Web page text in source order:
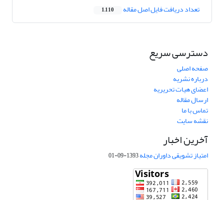
تعداد دریافت فایل اصل مقاله 1,110
دسترسی سریع
صفحه اصلی
درباره نشریه
اعضای هیات تحریریه
ارسال مقاله
تماس با ما
نقشه سایت
آخرین اخبار
امتیاز تشویقی داوران مجله1393-09-01